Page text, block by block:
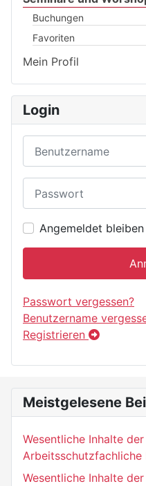
Buchungen
Favoriten
Mein Profil
Login
Angemeldet bleiben
Passwort vergessen?
Benutzername
Registrieren
Meistgelesene
Wesentliche Inhalte
Arbeitsschutzfachliche
Wesentliche Inhalte